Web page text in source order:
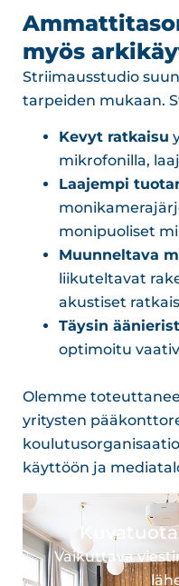
myös
Striimausstudio
tarpeiden mukaan.
Kevyt ratkaisu
mikrofonilla,
Laajempi
monipuoliset
Muunneltava
liikuteltavat
akustiset
Täysin
optimoitu
Olemme
yritysten
käyttöön ja
Vaikuttava